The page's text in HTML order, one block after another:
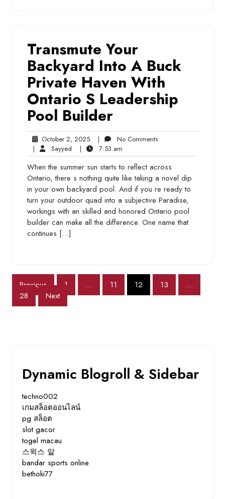
Transmute Your
Backyard Into A Buck
Private Haven With
Ontario S Leadership
Pool Builder
October 2, 2025October
2,
2025
| No CommentsNo
| Sayyed Sayyed
| 7:53 am
am
When the summer sun starts to reflect across
Ontario, there s nothing quite like taking a novel dip
in your own backyard pool. And if you re ready to
turn your outdoor quad into a subjective Paradise,
workings with an skilled and honored Ontario pool
builder can make all the difference. One name that
continues […]
Posts
pagination
Previous 1 … 11 12 13
…
28
Next
Dynamic Blogroll & Sidebar
techno002
เกมสล็อตออนไลน์
pg สล็อต
slot gacor
togel macau
스윅스 알
bandar sports online
bethoki77